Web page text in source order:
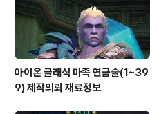
아이온 클래식 마족 연금술(1~39
9) 제작의뢰 재료정보